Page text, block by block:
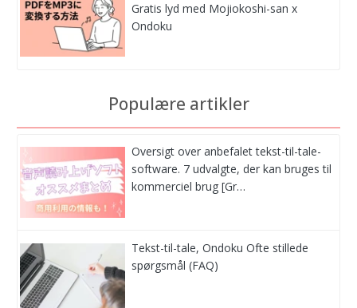
Gratis lyd med Mojiokoshi-san x
Ondoku
Populære artikler
Oversigt over anbefalet tekst-til-tale-
software. 7 udvalgte, der kan bruges til
kommerciel brug [Gr…
Tekst-til-tale, Ondoku Ofte stillede
spørgsmål (FAQ)